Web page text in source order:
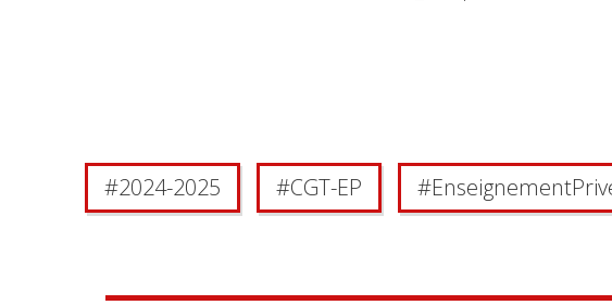
#2024-2025 #CGT-EP #Enseignement